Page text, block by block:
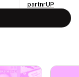
partnrUP